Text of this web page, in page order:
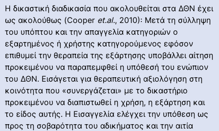
Η δικαστική διαδικασία που ακολουθείται στα ΔΘΝ έχει
ως ακολούθως (Cooper et.al., 2010): Μετά τη σύλληψη
του υπόπτου και την απαγγελία κατηγοριών ο
εξαρτημένος ή χρήστης κατηγορούμενος εφόσον
επιθυμεί την θεραπεία της εξάρτησης υποβάλλει αίτηση
προκειμένου να παραπεμφθεί η υπόθεσή του ενώπιον
του ΔΘΝ. Εισάγεται για θεραπευτική αξιολόγηση στη
κοινότητα που «συνεργάζεται» με το δικαστήριο
προκειμένου να διαπιστωθεί η χρήση, η εξάρτηση και
το είδος αυτής. Η Εισαγγελία ελέγχει την υπόθεση ως
προς τη σοβαρότητα του αδικήματος και την αιτία